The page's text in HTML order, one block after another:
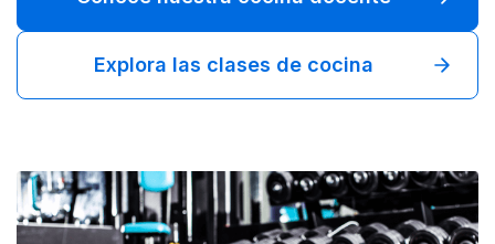
Explora las clases de cocina